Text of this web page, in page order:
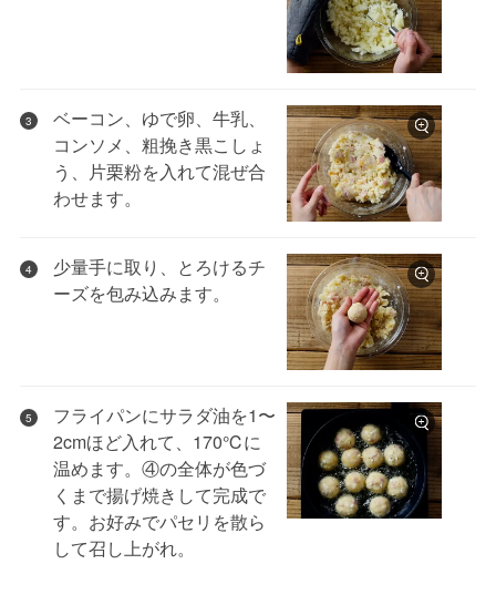
3
ベーコン、ゆで卵、牛乳、
コンソメ、粗挽き黒こしょ
う、片栗粉を入れて混ぜ合
わせます。
4
少量手に取り、とろけるチ
ーズを包み込みます。
5
フライパンにサラダ油を1〜
2cmほど入れて、170℃に
温めます。④の全体が色づ
くまで揚げ焼きして完成で
す。お好みでパセリを散ら
して召し上がれ。